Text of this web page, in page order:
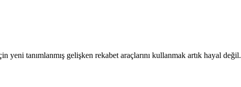
yeni tanımlanmış gelişken rekabet araçlarını kullanmak artık hayal değil.